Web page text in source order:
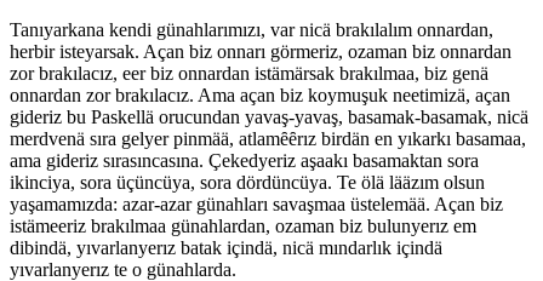
Tanıyarkana kendi günahlarımızı, var nicä brakılalım onnardan,
herbir isteyarsak. Açan biz onnarı görmeriz, ozaman biz onnardan
zor brakılacız, eer biz onnardan istämärsak brakılmaa, biz genä
onnardan zor brakılacız. Ama açan biz koymuşuk neetimizä, açan
gideriz bu Paskellä orucundan yavaş-yavaş, basamak-basamak, nicä
merdvenä sıra gelyer pinmää, atlamȇȇrız birdän en yıkarkı basamaa,
ama gideriz sırasıncasına. Çekedyeriz aşaakı basamaktan sora
ikinciya, sora üçüncüya, sora dördüncüya. Te ölä lääzım olsun
yaşamamızda: azar-azar günahları savaşmaa üstelemää. Açan biz
istämeeriz brakılmaa günahlardan, ozaman biz bulunyerız em
dibindä, yıvarlanyerız batak içindä, nicä mındarlık içindä
yıvarlanyerız te o günahlarda.